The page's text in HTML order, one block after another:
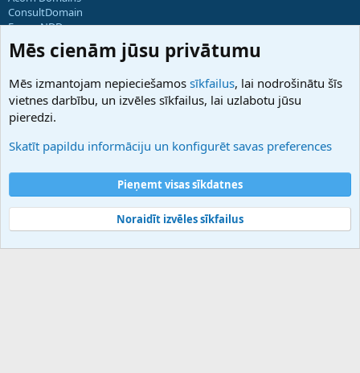
ConsultDomain
ForumNDD
Domainforum.ro
27.be
Hostmaria
Atbalsts
Palīdzība
Noteikumi un nosacījumi
Privātuma politika
Community platform by XenForo® © 2010-2025 XenForo Ltd.
Mēs cienām jūsu privātumu
Mēs izmantojam nepieciešamos sīkfailus, lai nodrošinātu šīs
vietnes darbību, un izvēles sīkfailus, lai uzlabotu jūsu
pieredzi.
Skatīt papildu informāciju un konfigurēt savas preferences
Pieņemt visas sīkdatnes
Noraidīt izvēles sīkfailus